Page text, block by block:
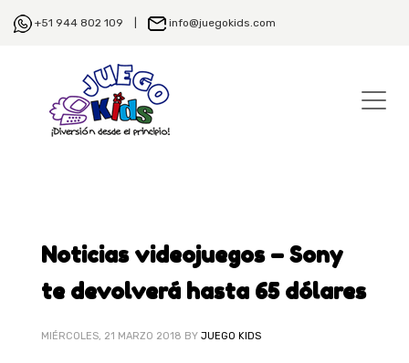
+51 944 802 109 | info@juegokids.com
Noticias videojuegos – Sony
te devolverá hasta 65 dólares
MIÉRCOLES, 21 MARZO 2018 BY JUEGO KIDS